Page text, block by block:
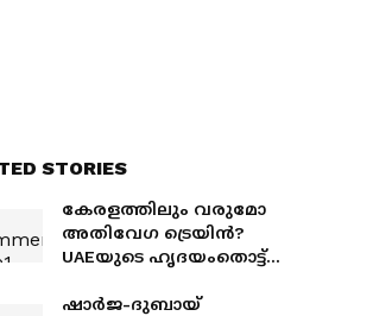
STORIES
കേരളത്തിലും വരുമോ
അതിവേഗ ട്രെയിൻ?
UAEയുടെ ഹൃദയംതൊട്ട്
മലയാളികൾ
ഷാർജ-ദുബായ്